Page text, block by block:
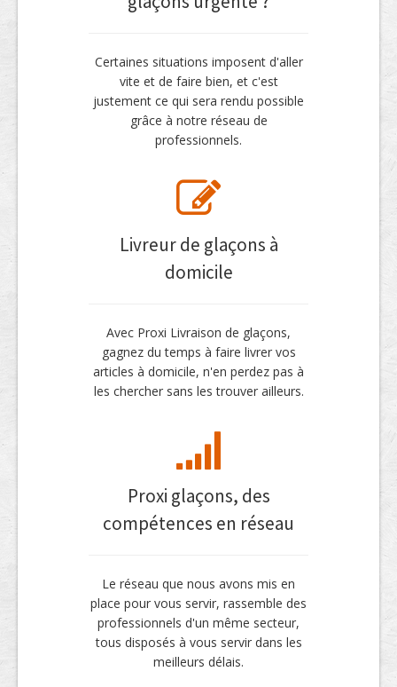
Certaines situations imposent d'aller
vite et de faire bien, et c'est
justement ce qui sera rendu possible
grâce à notre réseau de
professionnels.
Livreur de glaçons à
domicile
Avec Proxi Livraison de glaçons,
gagnez du temps à faire livrer vos
articles à domicile, n'en perdez pas à
les chercher sans les trouver ailleurs.
Proxi glaçons, des
compétences en réseau
Le réseau que nous avons mis en
place pour vous servir, rassemble des
professionnels d'un même secteur,
tous disposés à vous servir dans les
meilleurs délais.